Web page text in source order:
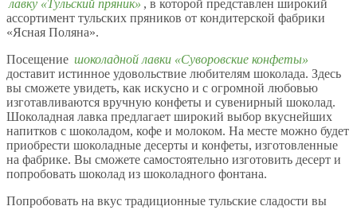
лавку «Тульский пряник» , в которой представлен широкий
ассортимент тульских пряников от кондитерской фабрики
«Ясная Поляна».
Посещение шоколадной лавки «Суворовские конфеты»
доставит истинное удовольствие любителям шоколада. Здесь
вы сможете увидеть, как искусно и с огромной любовью
изготавливаются вручную конфеты и сувенирный шоколад.
Шоколадная лавка предлагает широкий выбор вкуснейших
напитков с шоколадом, кофе и молоком. На месте можно будет
приобрести шоколадные десерты и конфеты, изготовленные
на фабрике. Вы сможете самостоятельно изготовить десерт и
попробовать шоколад из шоколадного фонтана.
Попробовать на вкус традиционные тульские сладости вы